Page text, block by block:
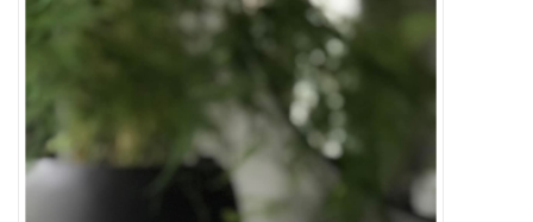
Sfeer voor Buiten
LED Kaarsen